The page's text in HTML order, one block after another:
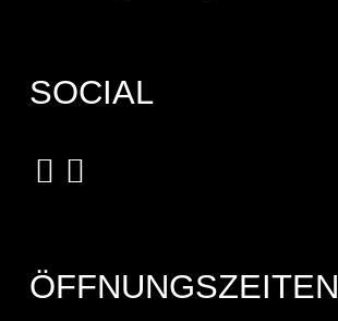
SOCIAL
ÖFFNUNGSZEITEN